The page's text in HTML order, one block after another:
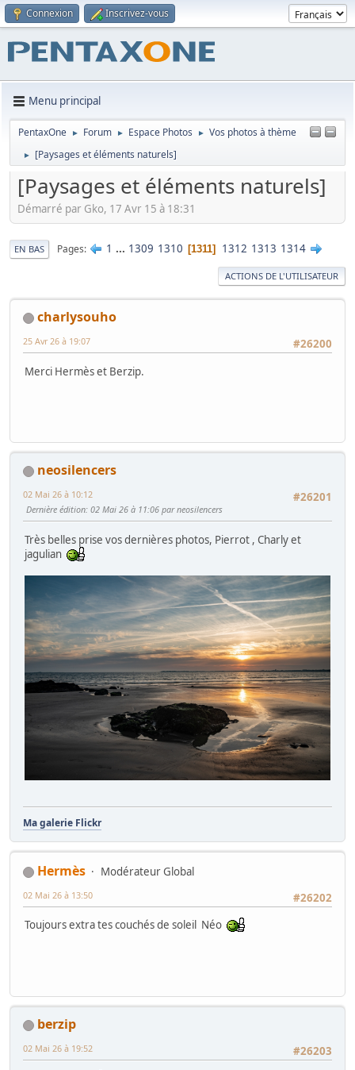
Connexion Inscrivez-vous
Menu principal
PentaxOne ► Forum ► Espace Photos ► Vos photos à thème
► [Paysages et éléments naturels]
[Paysages et éléments naturels]
Démarré par Gko, 17 Avr 15 à 18:31
EN BAS Pages 1 ... 1309 1310 1311 1312 1313 1314
ACTIONS DE L'UTILISATEUR
charlysouho
#26200
25 Avr 26 à 19:07
Merci Hermès et Berzip.
neosilencers
#26201
02 Mai 26 à 10:12
Dernière édition: 02 Mai 26 à 11:06 par neosilencers
Très belles prise vos dernières photos, Pierrot , Charly et
jagulian
Ma galerie Flickr
Hermès
Modérateur Global
#26202
02 Mai 26 à 13:50
Toujours extra tes couchés de soleil Néo
berzip
#26203
02 Mai 26 à 19:52